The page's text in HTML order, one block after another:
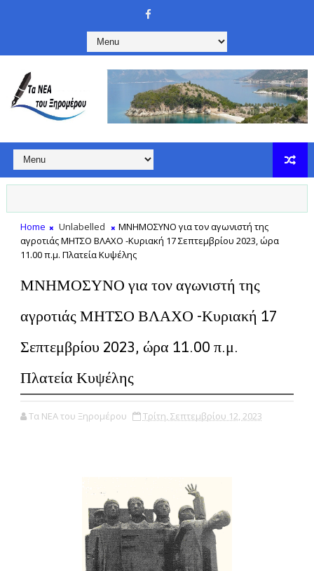
Home Unlabelled
ΜΝΗΜΟΣΥΝΟ για τον αγωνιστή της
αγροτιάς ΜΗΤΣΟ ΒΛΑΧΟ -Κυριακή 17 Σεπτεμβρίου 2023, ώρα
11.00 π.μ. Πλατεία Κυψέλης
ΜΝΗΜΟΣΥΝΟ για τον αγωνιστή της
αγροτιάς ΜΗΤΣΟ ΒΛΑΧΟ -Κυριακή 17
Σεπτεμβρίου 2023, ώρα 11.00 π.μ.
Πλατεία Κυψέλης
Τα ΝΕΑ του Ξηρομέρου Τρίτη, Σεπτεμβρίου 12, 2023